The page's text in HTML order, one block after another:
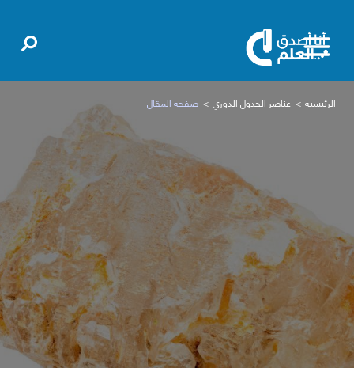
الرئيسية عناصر الجدول الدوري صفحة المقال